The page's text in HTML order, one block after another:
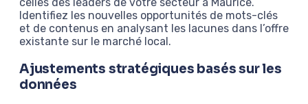
celles des leaders de votre secteur à Maurice.
Identifiez les nouvelles opportunités de mots-clés
et de contenus en analysant les lacunes dans l’offre
existante sur le marché local.
Ajustements stratégiques basés sur les
données